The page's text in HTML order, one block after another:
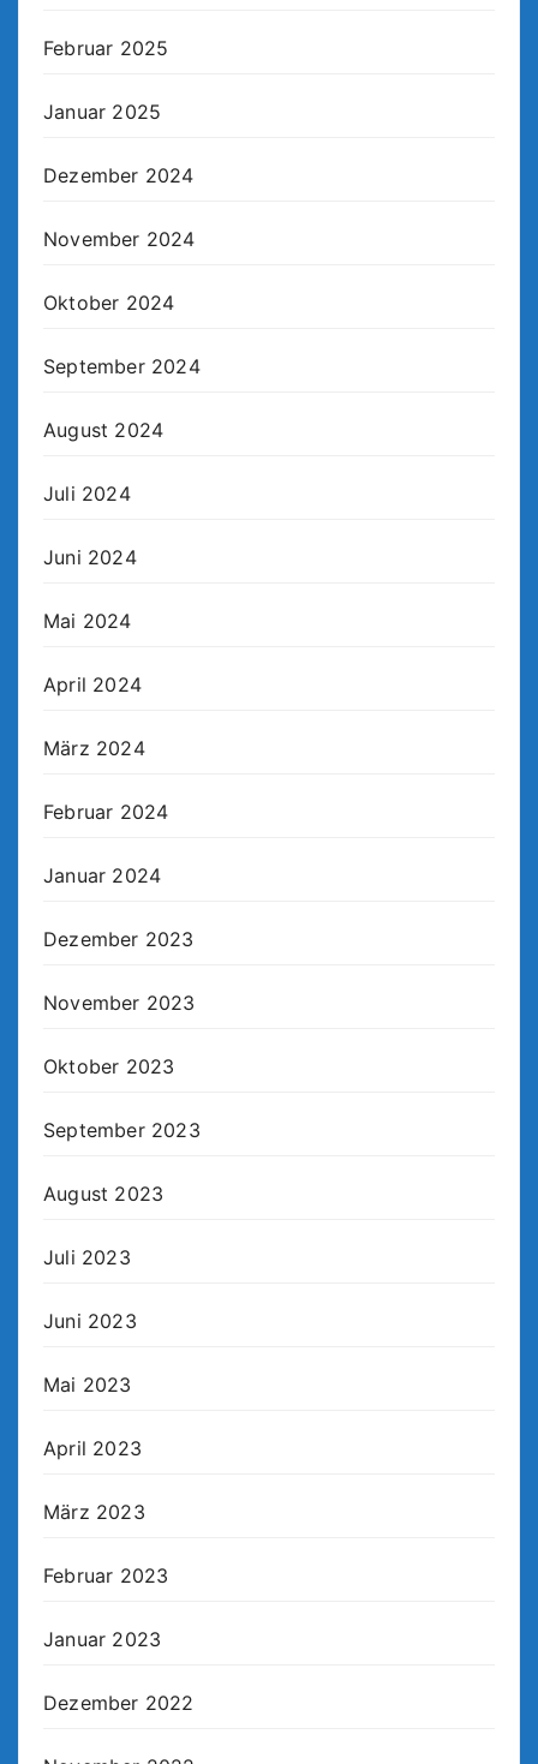
Februar 2025
Januar 2025
Dezember 2024
November 2024
Oktober 2024
September 2024
August 2024
Juli 2024
Juni 2024
Mai 2024
April 2024
März 2024
Februar 2024
Januar 2024
Dezember 2023
November 2023
Oktober 2023
September 2023
August 2023
Juli 2023
Juni 2023
Mai 2023
April 2023
März 2023
Februar 2023
Januar 2023
Dezember 2022